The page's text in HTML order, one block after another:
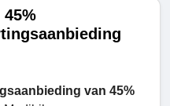
45%
van 45%